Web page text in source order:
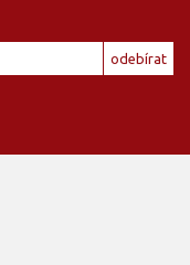
odebírat